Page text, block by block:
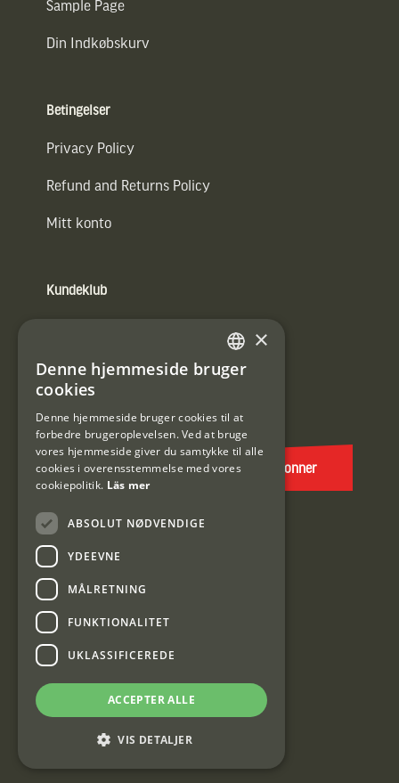
Sample Page
Din Indkøbskurv
Betingelser
Privacy Policy
Refund and Returns Policy
Mitt konto
Kundeklub
E-
post
(Påkrævet)
Abonner
Interjakt DK
Interjakt Sweden AB, Årjäng
Org: 553222-3915
SWEDISH
×
Denne hjemmeside bruger
cookies
Denne hjemmeside bruger cookies til at
forbedre brugeroplevelsen. Ved at bruge
vores hjemmeside giver du samtykke til alle
cookies i overensstemmelse med vores
cookiepolitik. Läs mer
ABSOLUT NØDVENDIGE
YDEEVNE
MÅLRETNING
FUNKTIONALITET
UKLASSIFICEREDE
ACCEPTER ALLE
VIS DETALJER